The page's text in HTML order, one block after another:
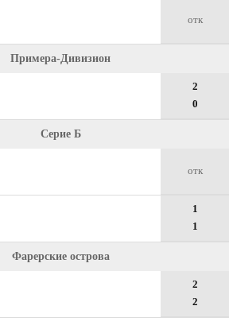
отк
Примера-Дивизион
2
0
Серие Б
отк
1
1
Фарерские острова
2
2